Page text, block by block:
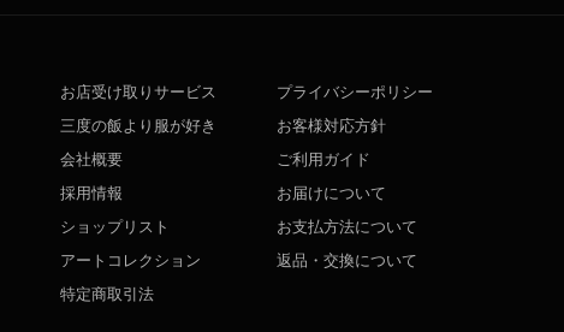
お店受け取りサービス
三度の飯より服が好き
会社概要
採用情報
ショップリスト
アートコレクション
特定商取引法
プライバシーポリシー
お客様対応方針
ご利用ガイド
お届けについて
お支払方法について
返品・交換について